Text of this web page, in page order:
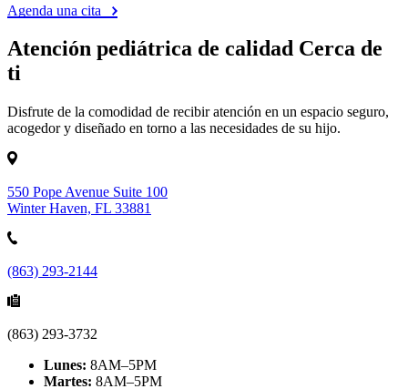
Agenda una cita
Atención pediátrica de calidad Cerca de
ti
Disfrute de la comodidad de recibir atención en un espacio seguro,
acogedor y diseñado en torno a las necesidades de su hijo.
550 Pope Avenue Suite 100
Winter Haven, FL 33881
(863) 293-2144
(863) 293-3732
Lunes: 8AM–5PM
Martes: 8AM–5PM